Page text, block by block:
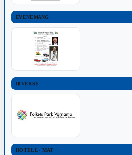
EVENEMANG
DIVERSE
HOTELL - MAT